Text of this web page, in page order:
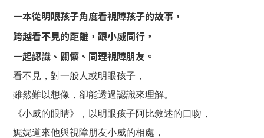
一本從明眼孩子角度看視障孩子的故事，
跨越看不見的距離，跟小威同行，
一起認識、關懷、同理視障朋友。
看不見，對一般人或明眼孩子，
雖然難以想像，卻能透過認識來理解。
《小威的眼睛》，以明眼孩子阿比敘述的口吻，
娓娓道來他與視障朋友小威的相處，